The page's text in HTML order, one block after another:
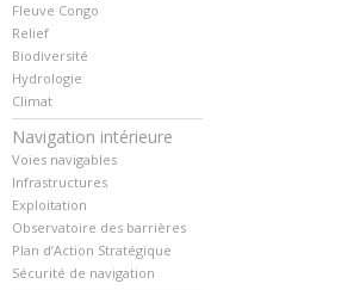
Fleuve Congo
Relief
Biodiversité
Hydrologie
Climat
Navigation intérieure
Voies navigables
Infrastructures
Exploitation
Observatoire des barrières
Plan d’Action Stratégique
Sécurité de navigation